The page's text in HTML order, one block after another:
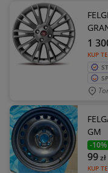
KUP
1
GM
-10%
KUP
99zł